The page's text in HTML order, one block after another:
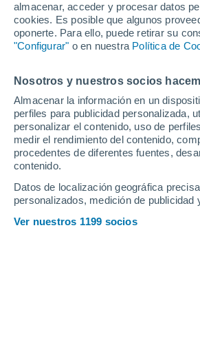
almacenar, acceder y procesar datos
cookies. Es posible que algunos
oponerte. Para ello, puede retirar su
"Configurar" o en nuestra Política de
Nosotros y nuestros socios
Almacenar la información en un
perfiles para publicidad personalizada,
personalizar el contenido, uso de
medir el rendimiento del contenido,
procedentes de diferentes fuentes,
contenido.
Datos de localización geográfica
personalizados, medición de
Ver nuestros 1199 socios
Арефьево
Ашпан
Байкит
Балай
Благовещенка
Большая Салба